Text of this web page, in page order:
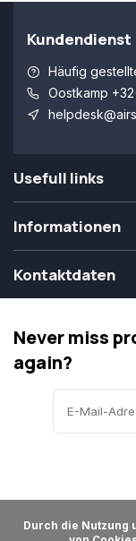
Kundendienst
Häufig
Oostkamp
Usefull links
Informationen
Kontaktdaten
Never miss
again?